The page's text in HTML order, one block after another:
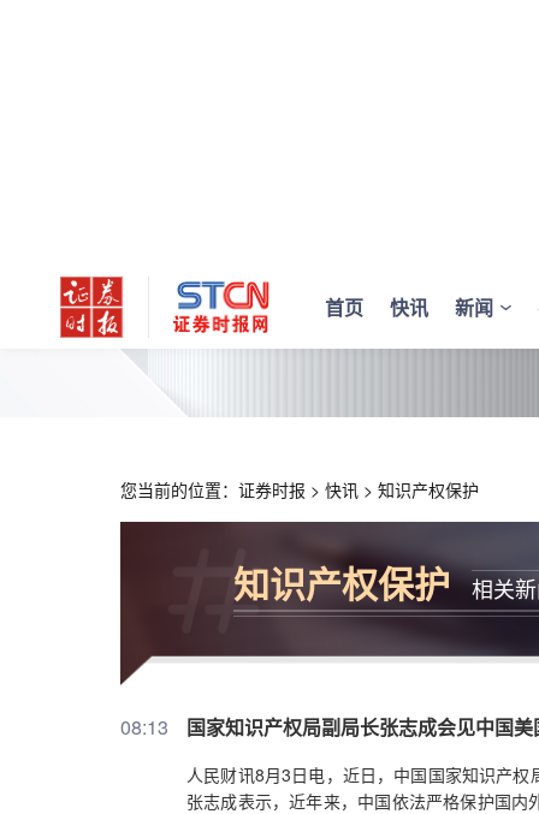
首页 快讯 新闻
您当前的位置： 证券时报 > 快讯 > 知识产权保护
知识产权保护 相关
08:13 国家知识产权局副局长张志成会见中国
人民财讯8月3日电，近日，中国国家知识产
张志成表示，近年来，中国依法严格保护国